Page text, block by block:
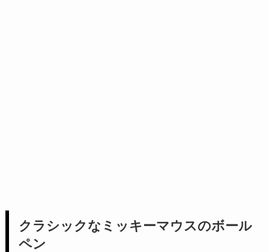
クラシックなミッキーマウスのボール
ペン